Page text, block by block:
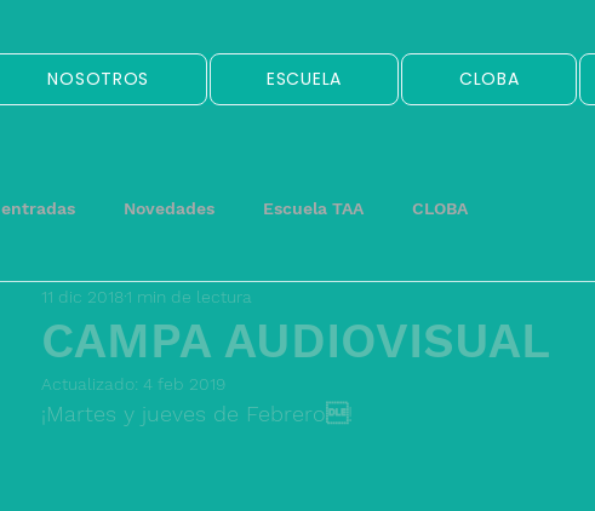
NOSOTROS ESCUELA CLOBA
Novedades Escuela TAA CLOBA
CAMPA AUDIOVISUAL
11 dic 20181 min de lectura
Actualizado: 4 feb 2019
¡Martes y jueves de Febrero!